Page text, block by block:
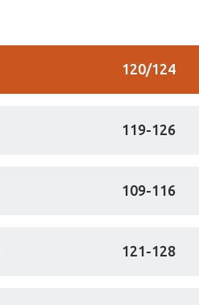
120/124
119-126
109-116
121-128